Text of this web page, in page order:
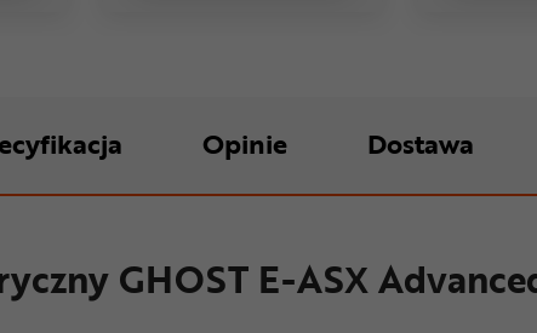
Opinie Dostawa
GHOST E-ASX